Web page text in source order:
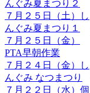
んぐみ夏まつり２
７月２５日（土）し
んぐみ夏まつり１
７月２５日（金）
PTA早朝作業
７月２４日（金）し
んぐみ なつまつり
７月２２日（水）個